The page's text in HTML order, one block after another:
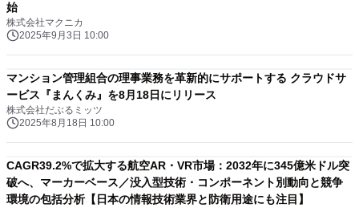
始
株式会社マクニカ
2025年9月3日 10:00
マンション管理組合の理事業務を革新的にサポートする クラウドサ
ービス『まんくみ』を8月18日にリリース
株式会社だぶるミッツ
2025年8月18日 10:00
CAGR39.2%で拡大する航空AR・VR市場：2032年に345億米ドル突
破へ、マーカーベース／没入型技術・コンポーネント別動向と競争
環境の包括分析【日本の情報技術業界と防衛用途にも注目】